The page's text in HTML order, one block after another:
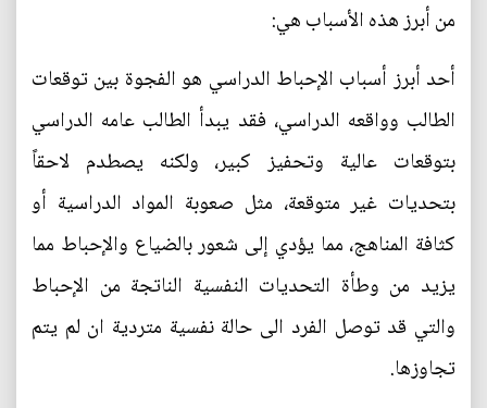
من أبرز هذه الأسباب هي:
أحد أبرز أسباب الإحباط الدراسي هو الفجوة بين توقعات
الطالب وواقعه الدراسي، فقد يبدأ الطالب عامه الدراسي
بتوقعات عالية وتحفيز كبير، ولكنه يصطدم لاحقاً
بتحديات غير متوقعة، مثل صعوبة المواد الدراسية أو
كثافة المناهج، مما يؤدي إلى شعور بالضياع والإحباط مما
يزيد من وطأة التحديات النفسية الناتجة من الإحباط
والتي قد توصل الفرد الى حالة نفسية متردية ان لم يتم
تجاوزها.